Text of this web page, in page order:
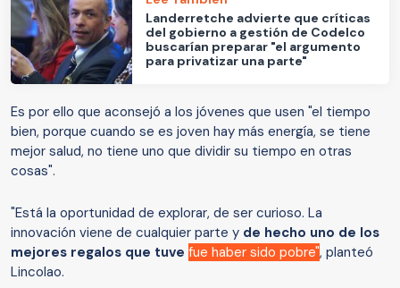
Landerretche advierte que críticas
del gobierno a gestión de Codelco
buscarían preparar "el argumento
para privatizar una parte"
Es por ello que aconsejó a los jóvenes que usen "el tiempo
bien, porque cuando se es joven hay más energía, se tiene
mejor salud, no tiene uno que dividir su tiempo en otras
cosas".
"Está la oportunidad de explorar, de ser curioso. La
innovación viene de cualquier parte y de hecho uno de los
mejores regalos que tuve fue haber sido pobre", planteó
Lincolao.